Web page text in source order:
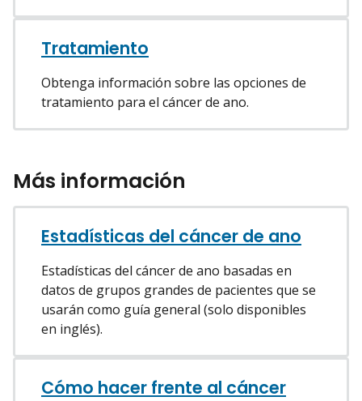
Tratamiento
Obtenga información sobre las opciones de
tratamiento para el cáncer de ano.
Más información
Estadísticas del cáncer de ano
Estadísticas del cáncer de ano basadas en
datos de grupos grandes de pacientes que se
usarán como guía general (solo disponibles
en inglés).
Cómo hacer frente al cáncer